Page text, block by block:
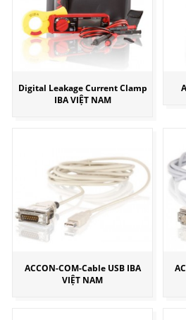
Digital Leakage Current Clamp
IBA VIỆT NAM
ACCON-COM-Cable USB IBA
VIỆT NAM